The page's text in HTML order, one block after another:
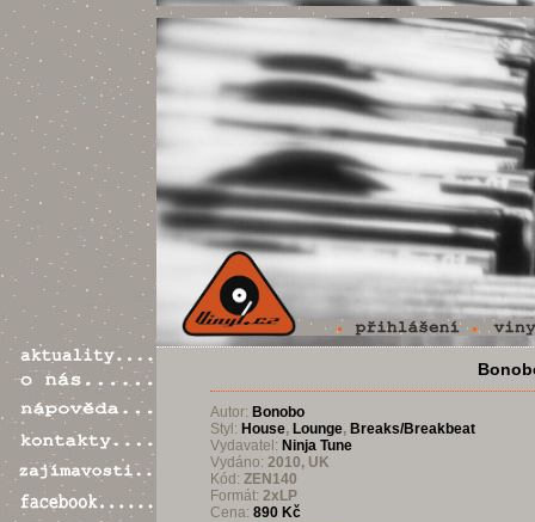
Autor: Bonobo
Styl: House, Lounge, Breaks/Breakbeat
Vydavatel: Ninja Tune
Vydáno: 2010, UK
Kód: ZEN140
Formát: 2xLP
Cena: 890 Kč